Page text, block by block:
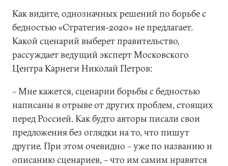
Как видите, однозначных решений по борьбе с
бедностью «Стратегия-2020» не предлагает.
Какой сценарий выберет правительство,
рассуждает ведущий эксперт Московского
Центра Карнеги Николай Петров:
– Мне кажется, сценарии борьбы с бедностью
написаны в отрыве от других проблем, стоящих
перед Россией. Как будто авторы писали свои
предложения без оглядки на то, что пишут
другие. При этом очевидно – уже по названию и
описанию сценариев, – что им самим нравятся